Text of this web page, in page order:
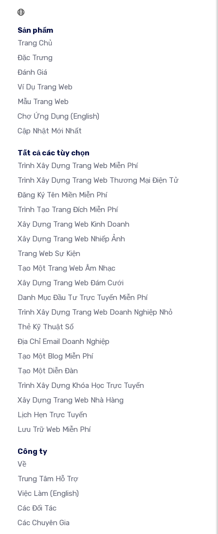
Sản phẩm
Trang Chủ
Đặc Trưng
Đánh Giá
Ví Dụ Trang Web
Mẫu Trang Web
Chợ Ứng Dụng (English)
Cập Nhật Mới Nhất
Tất cả các tùy chọn
Trình Xây Dựng Trang Web Miễn Phí
Trình Xây Dựng Trang Web Thương Mại Điện Tử
Đăng Ký Tên Miền Miễn Phí
Trình Tạo Trang Đích Miễn Phí
Xây Dựng Trang Web Kinh Doanh
Xây Dựng Trang Web Nhiếp Ảnh
Trang Web Sự Kiện
Tạo Một Trang Web Âm Nhạc
Xây Dựng Trang Web Đám Cưới
Danh Mục Đầu Tư Trực Tuyến Miễn Phí
Trình Xây Dựng Trang Web Doanh Nghiệp Nhỏ
Thẻ Kỹ Thuật Số
Địa Chỉ Email Doanh Nghiệp
Tạo Một Blog Miễn Phí
Tạo Một Diễn Đàn
Trình Xây Dựng Khóa Học Trực Tuyến
Xây Dựng Trang Web Nhà Hàng
Lịch Hẹn Trực Tuyến
Lưu Trữ Web Miễn Phí
Công ty
Về
Trung Tâm Hỗ Trợ
Việc Làm (English)
Các Đối Tác
Các Chuyên Gia